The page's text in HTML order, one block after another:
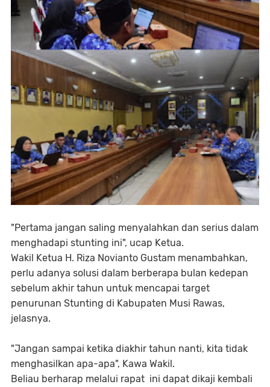
"Pertama jangan saling menyalahkan dan serius dalam
menghadapi stunting ini", ucap Ketua.
Wakil Ketua H. Riza Novianto Gustam menambahkan,
perlu adanya solusi dalam berberapa bulan kedepan
sebelum akhir tahun untuk mencapai target
penurunan Stunting di Kabupaten Musi Rawas,
jelasnya.
"Jangan sampai ketika diakhir tahun nanti, kita tidak
menghasilkan apa-apa", Kawa Wakil.
Beliau berharap melalui rapat ini dapat dikaji kembali